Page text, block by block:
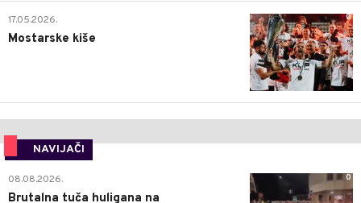
0
17.05.2026.
Mostarske kiše
NAVIJAČI
0
08.08.2026.
Brutalna tuča huligana na